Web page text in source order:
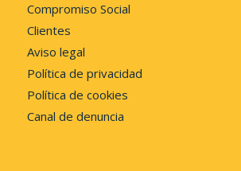
Compromiso Social
Clientes
Aviso legal
Política de privacidad
Política de cookies
Canal de denuncia